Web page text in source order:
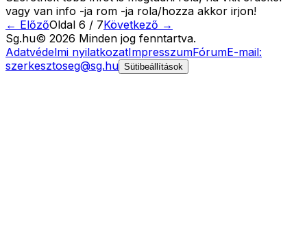
vagy van info -ja rom -ja rola/hozza akkor irjon!
← ElőzőOldal 6 / 7Következő →
Sg.hu© 2026 Minden jog fenntartva.
Adatvédelmi nyilatkozatImpresszumFórumE-mail:
szerkesztoseg@sg.hu Sütibeállítások